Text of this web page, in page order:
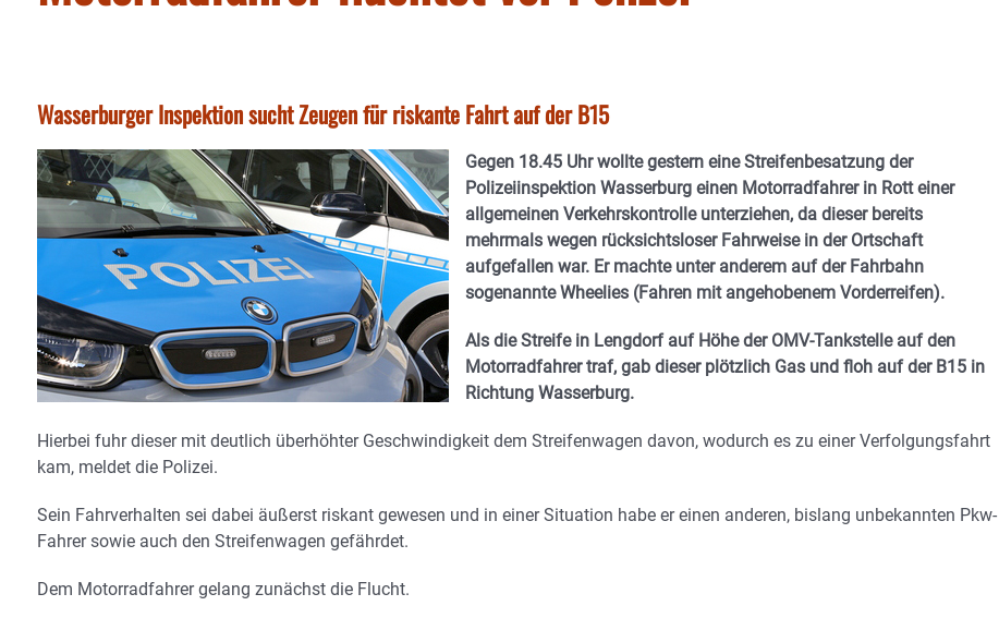
Wasserburger Inspektion sucht Zeugen für riskante Fahrt auf der B15
Gegen 18.45 Uhr wollte gestern eine Streifenbesatzung der
Polizeiinspektion Wasserburg einen Motorradfahrer in Rott einer
allgemeinen Verkehrskontrolle unterziehen, da dieser bereits
mehrmals wegen rücksichtsloser Fahrweise in der Ortschaft
aufgefallen war. Er machte unter anderem auf der Fahrbahn
sogenannte Wheelies (Fahren mit angehobenem Vorderreifen).
Als die Streife in Lengdorf auf Höhe der OMV-Tankstelle auf den
Motorradfahrer traf, gab dieser plötzlich Gas und floh auf der B15 in
Richtung Wasserburg.
Hierbei fuhr dieser mit deutlich überhöhter Geschwindigkeit dem Streifenwagen davon, wodurch es zu einer Verfolgungsfahrt
kam, meldet die Polizei.
Sein Fahrverhalten sei dabei äußerst riskant gewesen und in einer Situation habe er einen anderen, bislang unbekannten Pkw-
Fahrer sowie auch den Streifenwagen gefährdet.
Dem Motorradfahrer gelang zunächst die Flucht.